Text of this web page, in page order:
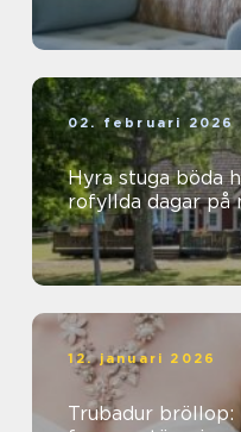
02. februari 2026
Hyra stuga böda hav, sandstrand och
rofyllda dagar på
12. januari 2026
Trubadur bröllop: